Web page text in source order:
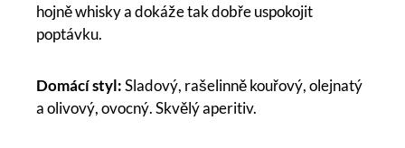
hojně whisky a dokáže tak dobře uspokojit
poptávku.
Domácí styl:Sladový, rašelinně kouřový, olejnatý
a olivový, ovocný. Skvělý aperitiv.